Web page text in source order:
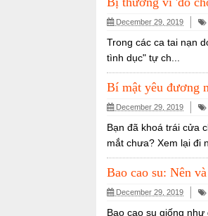
December 29, 2019
Trong các ca tai nạn
tình dục" tự ch...
Bí mật yêu đương
December 29, 2019
Bạn đã khoá trái cửa
mắt chưa? Xem lại đi
Bao cao su: Nên
December 29, 2019
Bao cao su giống